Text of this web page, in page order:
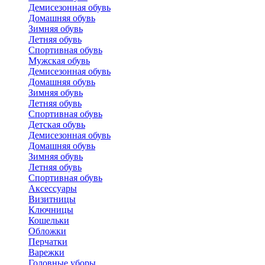
Демисезонная обувь
Домашняя обувь
Зимняя обувь
Летняя обувь
Спортивная обувь
Мужская обувь
Демисезонная обувь
Домашняя обувь
Зимняя обувь
Летняя обувь
Спортивная обувь
Детская обувь
Демисезонная обувь
Домашняя обувь
Зимняя обувь
Летняя обувь
Спортивная обувь
Аксессуары
Визитницы
Ключницы
Кошельки
Обложки
Перчатки
Варежки
Головные уборы